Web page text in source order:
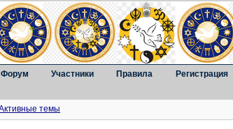
Форум Участники Правила Регистрация
темы